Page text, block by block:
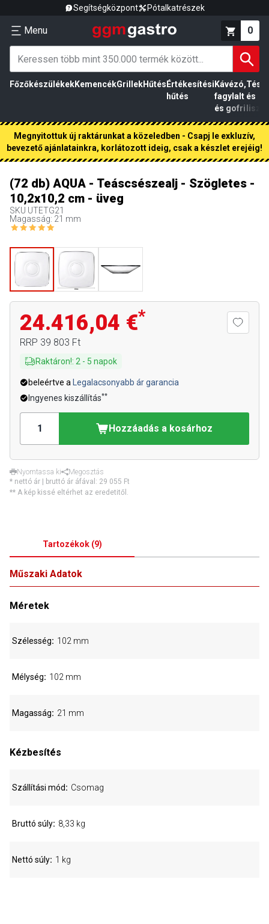
Segítségközpont Pótalkatrészek
Menu 0
FőzőkészülékekKemencékGrillekHűtés Értékesítési
hűtés
Kávézó,
fagylalt
és gofri
és
liszt
Megnyitottuk új raktárunkat a közeledben - Csapj le exkluzív,
bevezető ajánlatainkra, korlátozott ideig, csak a készlet erejéig!
(72 db) AQUA - Teáscsészealj - Szögletes -
10,2x10,2 cm - üveg
SKU UTETG21
Magasság: 21 mm
24.416,04 €*
RRP 39 803 Ft
Raktáron!: 2 - 5 napok
beleértve a
Legalacsonyabb ár garancia
Ingyenes kiszállítás**
Hozzáadás a kosárhoz
Nyomtassa ki
Megosztás
* nettó ár | bruttó ár áfával: 29 055 Ft
** A kép kissé eltérhet az eredetitől.
Tartozékok(9)
Műszaki Adatok
Méretek
Szélesség 102 mm
Mélység 102 mm
Magasság 21 mm
Kézbesítés
Szállítási mód Csomag
Bruttó súly 8,33 kg
Nettó súly 1 kg